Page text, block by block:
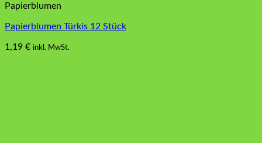
Papierblumen
Papierblumen Türkis 12 Stück
1,19 € inkl. MwSt.